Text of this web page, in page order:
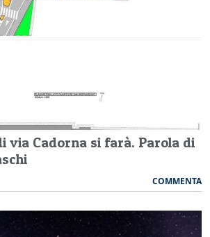
via Cadorna si farà. Parola di
COMMENTA